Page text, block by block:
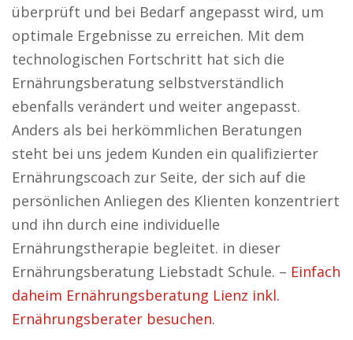
überprüft und bei Bedarf angepasst wird, um
optimale Ergebnisse zu erreichen. Mit dem
technologischen Fortschritt hat sich die
Ernährungsberatung selbstverständlich
ebenfalls verändert und weiter angepasst.
Anders als bei herkömmlichen Beratungen
steht bei uns jedem Kunden ein qualifizierter
Ernährungscoach zur Seite, der sich auf die
persönlichen Anliegen des Klienten konzentriert
und ihn durch eine individuelle
Ernährungstherapie begleitet. in dieser
Ernährungsberatung Liebstadt Schule. – Einfach
daheim Ernährungsberatung Lienz inkl.
Ernährungsberater besuchen.